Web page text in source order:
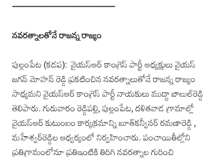
------------------------------------------
న‌వ‌ర‌త్నాలతోనే రాజ‌న్న రాజ్యం
పుల్లంపేట (క‌డ‌ప‌): వైయ‌స్ఆర్ కాంగ్రెస్ పార్టీ అధ్య‌క్షులు వైయ‌స్
జ‌గ‌న్ మోహ‌న్ రెడ్డి ప్ర‌క‌టించిన న‌వ‌ర‌త్నాలుతోనే రాజ‌న్న రాజ్యం
సాధ్య‌మ‌ని వైయ‌స్ఆర్ కాంగ్రెస్ పార్టీ నాయ‌కులు ముద్దా బాబుల్‌రెడ్డి
తెలిపారు. గురువారం రెడ్డిపల్లి, పుల్లంపేట, దళితవాడ గ్రామాల్లో
వైయ‌స్ఆర్ కుటుంబం కార్య‌క్ర‌మాన్ని బూత్‌క‌న్వీన‌ర్ ర‌మ‌ణారెడ్డి ,
మహేశ్వర్‌రెడ్డిల ఆధ్వర్యంలో నిర్వహించారు. పంచాయితీల్లోని
ప్రతిగ్రామంలోనూ ప్రతిఇంటికి తిరిగి నవరత్నాల గురించి